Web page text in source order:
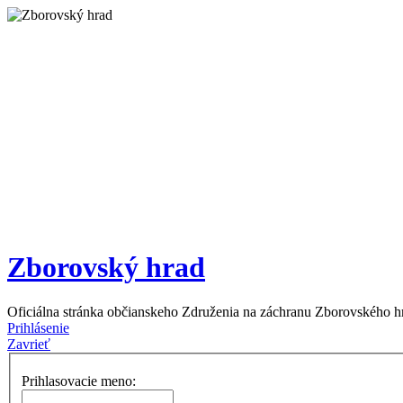
Zborovský hrad
Oficiálna stránka občianskeho Združenia na záchranu Zborovského
Prihlásenie
Zavrieť
Prihlasovacie meno: